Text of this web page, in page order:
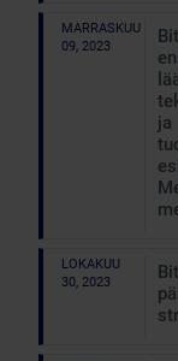
MARRASKUU
09, 2023
ja
LOKAKUU
30, 2023